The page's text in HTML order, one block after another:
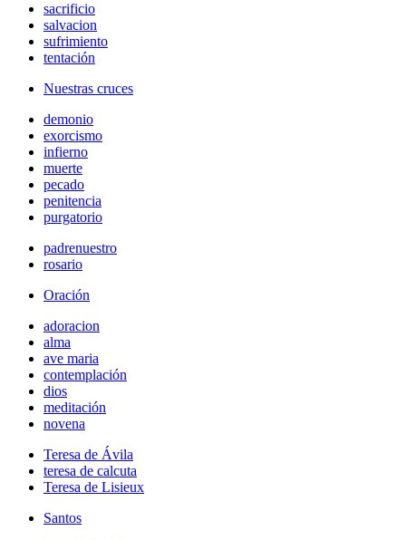
sacrificio
salvacion
sufrimiento
tentación
Nuestras cruces
demonio
exorcismo
infierno
muerte
pecado
penitencia
purgatorio
padrenuestro
rosario
Oración
adoracion
alma
ave maria
contemplación
dios
meditación
novena
Teresa de Ávila
teresa de calcuta
Teresa de Lisieux
Santos